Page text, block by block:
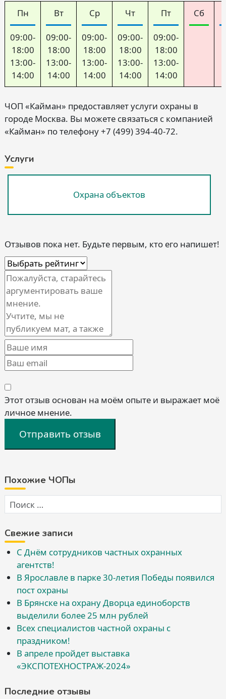
Пн
09:00-
18:00
13:00-
14:00
Вт
09:00-
18:00
13:00-
14:00
Ср
09:00-
18:00
13:00-
14:00
Чт
09:00-
18:00
13:00-
14:00
Пт
09:00-
18:00
13:00-
14:00
Сб
ЧОП «Кайман» предоставляет услуги охраны в
городе Москва. Вы можете связаться с компанией
«Кайман» по телефону +7 (499) 394-40-72.
Услуги
Охрана объектов
Отзывов пока нет. Будьте первым, кто его напишет!
Этот отзыв основан на моём опыте и выражает моё
личное мнение.
Отправить отзыв
Похожие ЧОПы
Свежие записи
С Днём сотрудников частных охранных
агентств!
В Ярославле в парке 30-летия Победы появился
пост охраны
В Брянске на охрану Дворца единоборств
выделили более 25 млн рублей
Всех специалистов частной охраны с
праздником!
В апреле пройдет выставка
«ЭКСПОТЕХНОСТРАЖ-2024»
Последние отзывы